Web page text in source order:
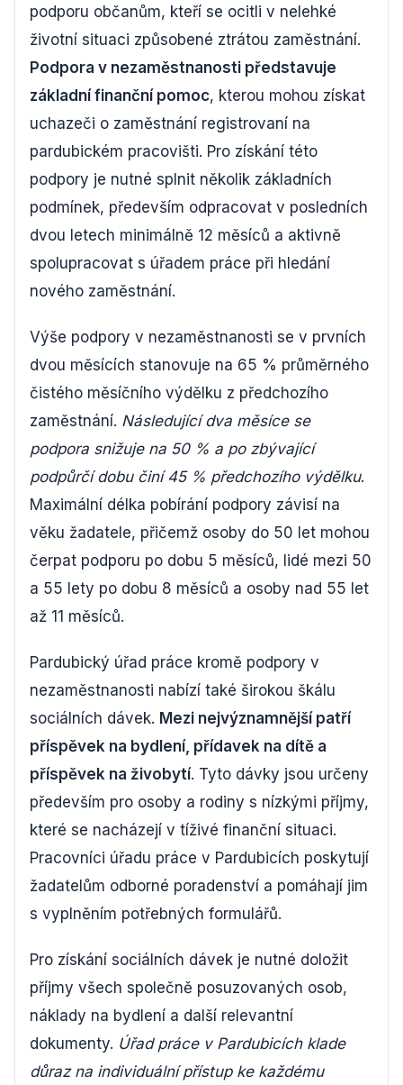
podporu občanům, kteří se ocitli v nelehké
životní situaci způsobené ztrátou zaměstnání.
Podpora v nezaměstnanosti představuje
základní finanční pomoc, kterou mohou získat
uchazeči o zaměstnání registrovaní na
pardubickém pracovišti. Pro získání této
podpory je nutné splnit několik základních
podmínek, především odpracovat v posledních
dvou letech minimálně 12 měsíců a aktivně
spolupracovat s úřadem práce při hledání
nového zaměstnání.
Výše podpory v nezaměstnanosti se v prvních
dvou měsících stanovuje na 65 % průměrného
čistého měsíčního výdělku z předchozího
zaměstnání. Následující dva měsíce se
podpora snižuje na 50 % a po zbývající
podpůrčí dobu činí 45 % předchozího výdělku.
Maximální délka pobírání podpory závisí na
věku žadatele, přičemž osoby do 50 let mohou
čerpat podporu po dobu 5 měsíců, lidé mezi 50
a 55 lety po dobu 8 měsíců a osoby nad 55 let
až 11 měsíců.
Pardubický úřad práce kromě podpory v
nezaměstnanosti nabízí také širokou škálu
sociálních dávek. Mezi nejvýznamnější patří
příspěvek na bydlení, přídavek na dítě a
příspěvek na živobytí. Tyto dávky jsou určeny
především pro osoby a rodiny s nízkými příjmy,
které se nacházejí v tíživé finanční situaci.
Pracovníci úřadu práce v Pardubicích poskytují
žadatelům odborné poradenství a pomáhají jim
s vyplněním potřebných formulářů.
Pro získání sociálních dávek je nutné doložit
příjmy všech společně posuzovaných osob,
náklady na bydlení a další relevantní
dokumenty. Úřad práce v Pardubicích klade
důraz na individuální přístup ke každému